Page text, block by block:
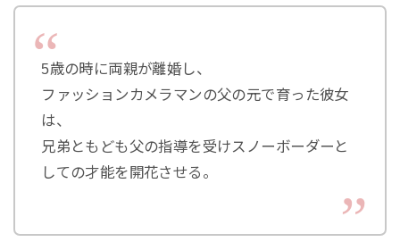
5歳の時に両親が離婚し、
ファッションカメラマンの父の元で育った彼女
は、
兄弟ともども父の指導を受けスノーボーダーと
しての才能を開花させる。